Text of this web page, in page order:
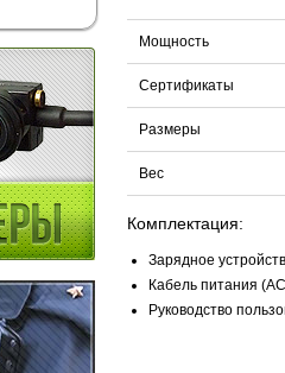
Мощность
Сертификаты
Размеры
Вес
Комплектация:
Зарядное
Кабель питания
Руководство